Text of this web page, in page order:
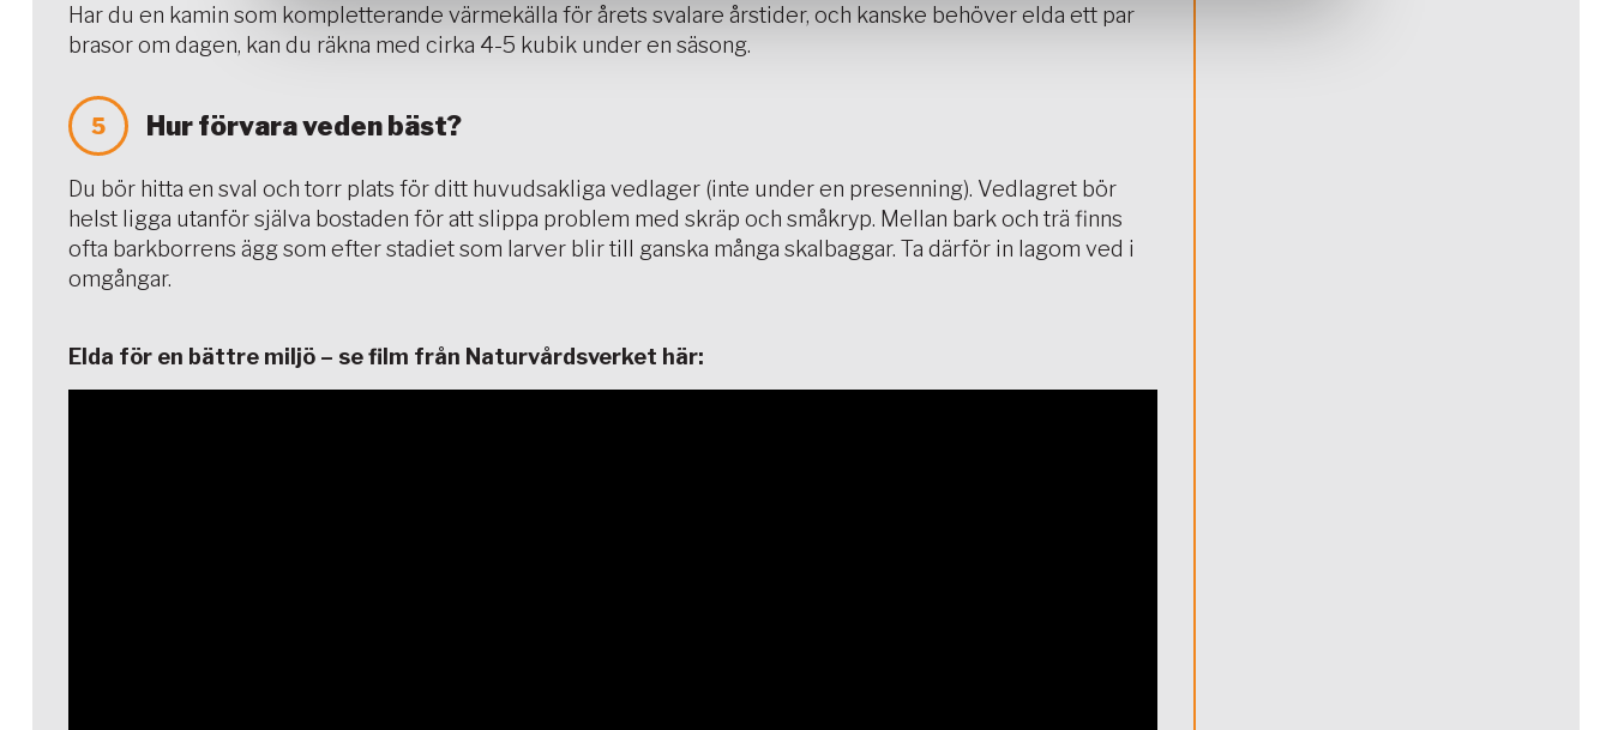
Har du en kamin som kompletterande värmekälla för årets svalare årstider, och kanske behöver elda ett par
brasor om dagen, kan du räkna med cirka 4-5 kubik under en säsong.
5 Hur förvara veden bäst?
Du bör hitta en sval och torr plats för ditt huvudsakliga vedlager (inte under en presenning). Vedlagret bör
helst ligga utanför själva bostaden för att slippa problem med skräp och småkryp. Mellan bark och trä finns
ofta barkborrens ägg som efter stadiet som larver blir till ganska många skalbaggar. Ta därför in lagom ved i
omgångar.
Elda för en bättre miljö – se film från Naturvårdsverket här: